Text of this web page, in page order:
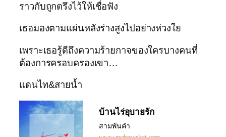
ราวกับถูกตรึงไว้ให้เชื่อฟัง
เธอมองตามแผ่นหลังร่างสูงไปอย่างห่วงใย
เพราะเธอรู้ดีถึงความร้ายกาจของใครบางคนที่
ต้องการครอบครองเขา…
แดนไท&สายน้ำ
บ้านไร่อุบายรัก
สามพันคำ